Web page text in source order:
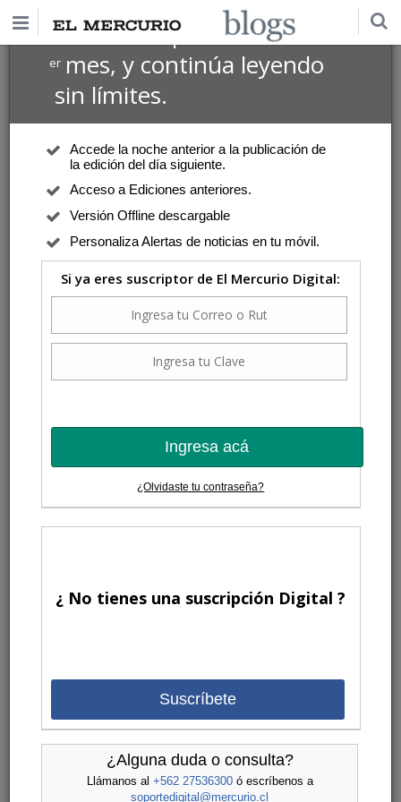
Suscríbete por $1 USD
ermes, y continúa leyendo
sin límites.
Accede la noche anterior a la publicación de
la edición del día siguiente.
Acceso a Ediciones anteriores.
Versión Offline descargable
Personaliza Alertas de noticias en tu móvil.
Si ya eres suscriptor de El Mercurio Digital:
Ingresa acá
¿Olvidaste tu contraseña?
¿ No tienes una suscripción Digital ?
Suscríbete
¿Alguna duda o consulta?
Llámanos al +562 27536300ó escríbenos a
soportedigital@mercurio.cl